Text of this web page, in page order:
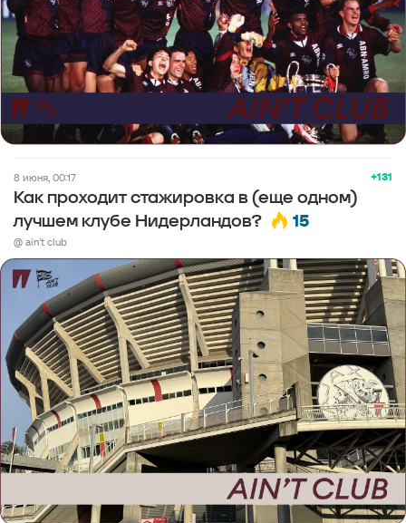
+131
8 июня, 00:17
Как проходит стажировка в (еще одном)
лучшем клубе Нидерландов?
15
@ ain't club